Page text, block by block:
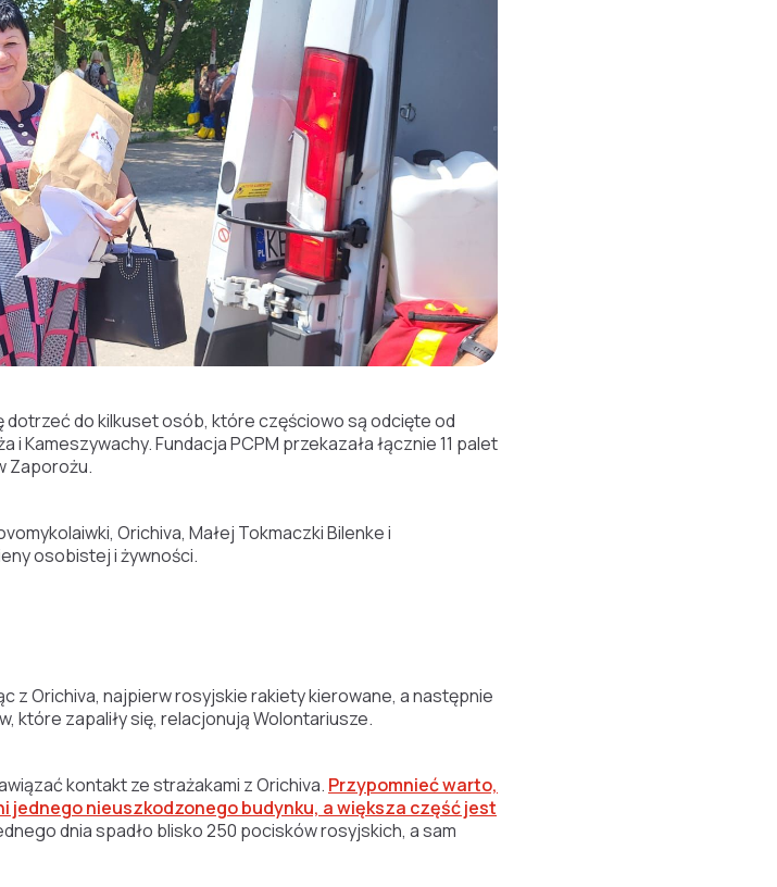
dotrzeć do kilkuset osób, które częściowo są odcięte od
Kameszywachy. Fundacja PCPM przekazała łącznie 11 palet
Zaporożu.
Orichiva, Małej Tokmaczki Bilenke i
osobistej i żywności.
z Orichiva, najpierw rosyjskie rakiety kierowane, a następnie
które zapaliły się, relacjonują Wolontariusze.
kontakt ze strażakami z Orichiva. Przypomnieć warto,
jednego nieuszkodzonego budynku, a większa część jest
dnia spadło blisko 250 pocisków rosyjskich, a sam